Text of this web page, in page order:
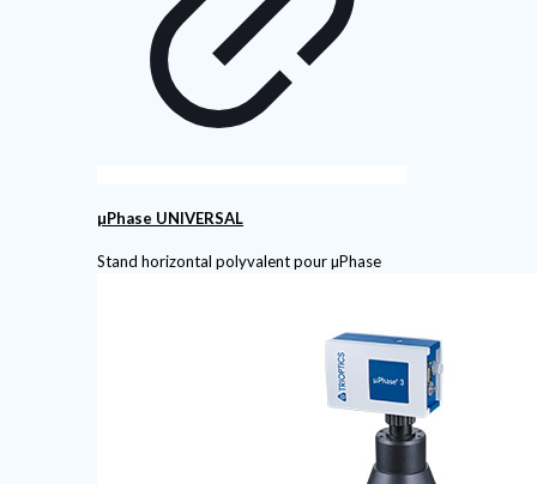
µPhase UNIVERSAL
Stand horizontal polyvalent pour µPhase